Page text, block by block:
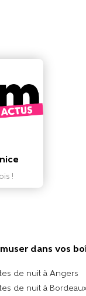
!
dans vos
de nuit à Angers
de nuit à